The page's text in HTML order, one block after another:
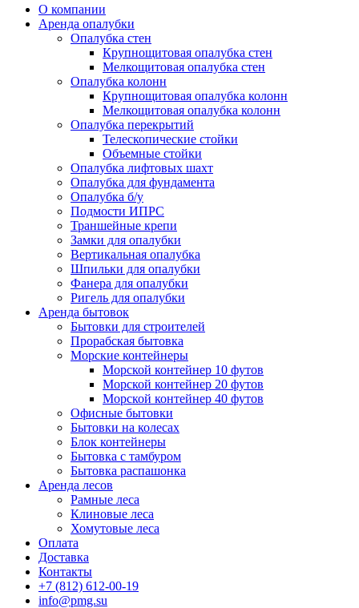
О компании
Аренда опалубки
Опалубка стен
Крупнощитовая опалубка стен
Мелкощитовая опалубка стен
Опалубка колонн
Крупнощитовая опалубка колонн
Мелкощитовая опалубка колонн
Опалубка перекрытий
Телескопические стойки
Объемные стойки
Опалубка лифтовых шахт
Опалубка для фундамента
Опалубка б/у
Подмости ИПРС
Траншейные крепи
Замки для опалубки
Вертикальная опалубка
Шпильки для опалубки
Фанера для опалубки
Ригель для опалубки
Аренда бытовок
Бытовки для строителей
Прорабская бытовка
Морские контейнеры
Морской контейнер 10 футов
Морской контейнер 20 футов
Морской контейнер 40 футов
Офисные бытовки
Бытовки на колесах
Блок контейнеры
Бытовка с тамбуром
Бытовка распашонка
Аренда лесов
Рамные леса
Клиновые леса
Хомутовые леса
Оплата
Доставка
Контакты
+7 (812) 612-00-19
info@pmg.su